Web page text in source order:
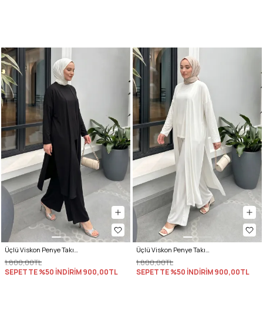
1.800,00TL
SEPETTE %50 İNDİRİM900,00TL
1.800,00TL
SEPETTE %50 İNDİRİM900,00TL